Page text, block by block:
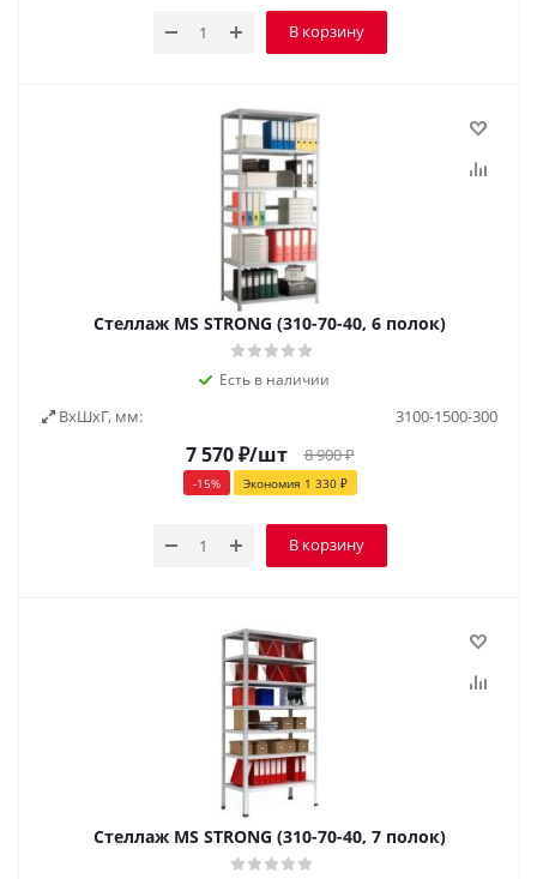
В корзину
Стеллаж MS STRONG (310-70-40, 6 полок)
Есть в наличии
ВxШxГ, мм: 3100-1500-300
7 570₽/шт 8 900₽
-15% Экономия 1 330₽
В корзину
Стеллаж MS STRONG (310-70-40, 7 полок)